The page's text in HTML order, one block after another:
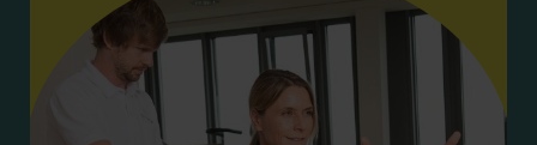
Ergotherapie, Training vor der OP – wir bieten ein
umfassendes Behandlungsspektrum.
Unsere Schwerpunkte